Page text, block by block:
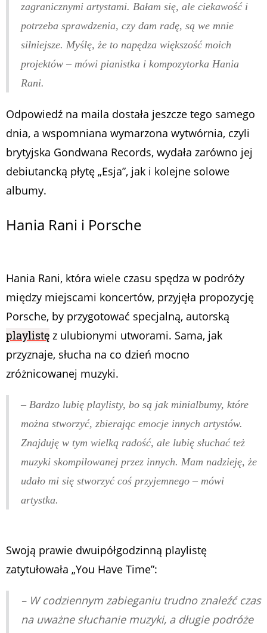
zagranicznymi artystami. Bałam się, ale ciekawość i
potrzeba sprawdzenia, czy dam radę, są we mnie
silniejsze. Myślę, że to napędza większość moich
projektów – mówi pianistka i kompozytorka Hania
Rani.
Odpowiedź na maila dostała jeszcze tego samego
dnia, a wspomniana wymarzona wytwórnia, czyli
brytyjska Gondwana Records, wydała zarówno jej
debiutancką płytę „Esja”, jak i kolejne solowe
albumy.
Hania Rani i Porsche
Hania Rani, która wiele czasu spędza w podróży
między miejscami koncertów, przyjęła propozycję
Porsche, by przygotować specjalną, autorską
playlistę z ulubionymi utworami. Sama, jak
przyznaje, słucha na co dzień mocno
zróżnicowanej muzyki.
– Bardzo lubię playlisty, bo są jak minialbumy, które
można stworzyć, zbierając emocje innych artystów.
Znajduję w tym wielką radość, ale lubię słuchać też
muzyki skompilowanej przez innych. Mam nadzieję, że
udało mi się stworzyć coś przyjemnego – mówi
artystka.
Swoją prawie dwuipółgodzinną playlistę
zatytułowała „You Have Time”:
– W codziennym zabieganiu trudno znaleźć czas
na uważne słuchanie muzyki, a długie podróże